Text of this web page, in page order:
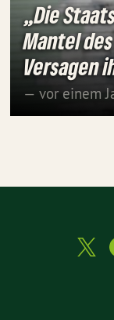
„Die
Mantel
Versagen
— vor einem